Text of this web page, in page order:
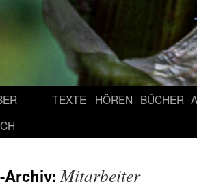
TEXTE HÖREN BÜCHER
Archiv:Mitarbeiter